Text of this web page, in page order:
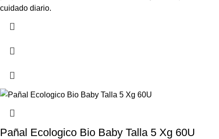
cuidado diario.
Pañal Ecologico Bio Baby Talla 5 Xg 60U